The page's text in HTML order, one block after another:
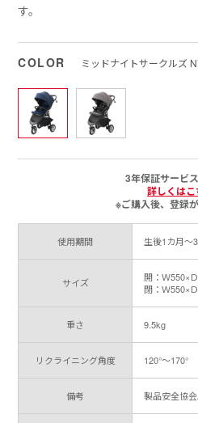
す。
COLOR ミッドナイトサークルズ
3年保証サービ
詳しくはこ
※ご購入後、登録が
使用期間 生後1カ月～
サイズ
開：Ｗ550×
閉：Ｗ550×
重さ 9.5kg
リクライニング角度 120°～170°
備考 製品安全協